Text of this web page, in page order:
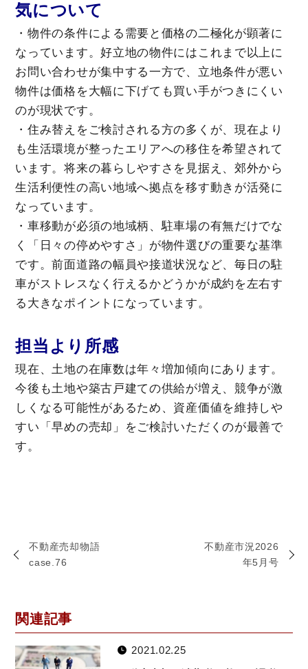
気について
・物件の条件による需要と価格の二極化が顕著に
なっています。好立地の物件にはこれまで以上に
お問い合わせが集中する一方で、立地条件が悪い
物件は価格を大幅に下げても買い手がつきにくい
のが現状です。
・住み替えをご検討される方の多くが、現在より
も生活環境が整ったエリアへの移住を希望されて
います。将来の暮らしやすさを見据え、郊外から
生活利便性の高い地域へ拠点を移す動きが活発に
なっています。
・車移動が必須の地域柄、駐車場の有無だけでな
く「日々の停めやすさ」が物件選びの重要な基準
です。前面道路の幅員や接道状況など、毎日の駐
車がストレスなく行えるかどうかが成約を左右す
る大きなポイントになっています。
担当より所感
現在、土地の在庫数は年々増加傾向にあります。
今後も土地や築古戸建ての供給が増え、競争が激
しくなる可能性があるため、資産価値を維持しや
すい「早めの売却」をご検討いただくのが最善で
す。
不動産売却物語
case.76
不動産市況2026
年5月号
関連記事
2021.02.25